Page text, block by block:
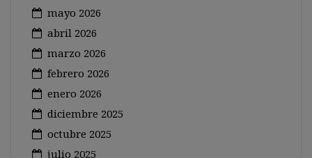
mayo 2026
abril 2026
marzo 2026
febrero 2026
enero 2026
diciembre 2025
octubre 2025
julio 2025